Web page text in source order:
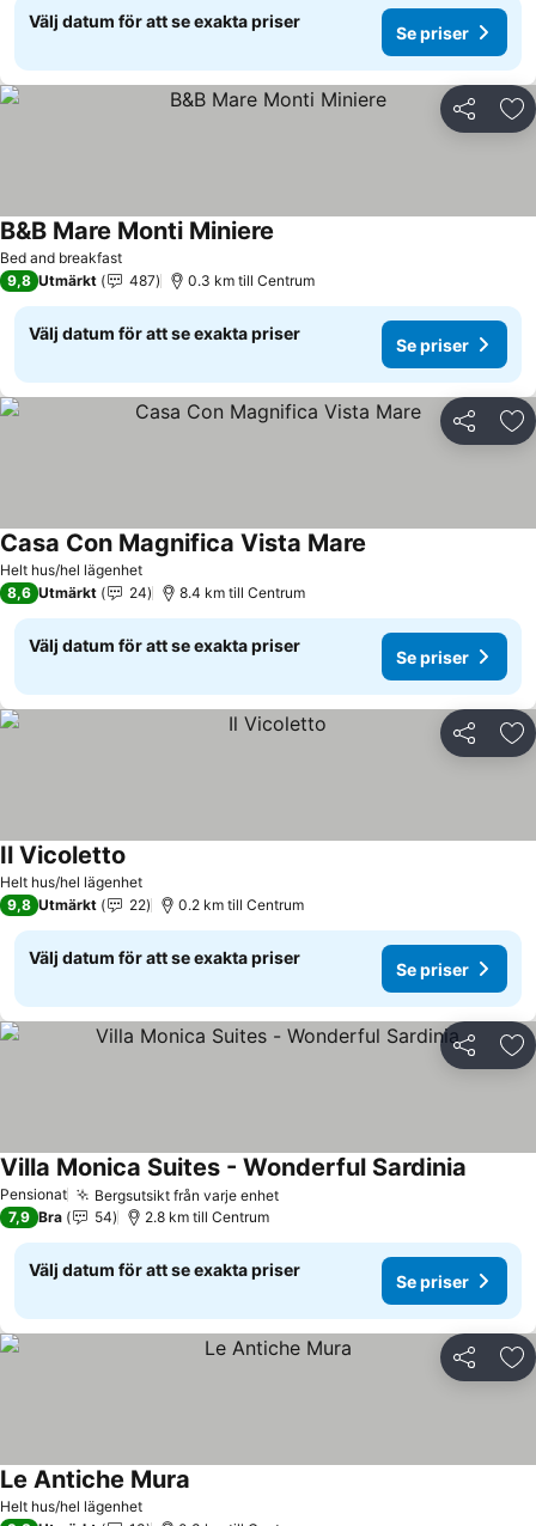
Välj datum för att se exakta priser
Se priser
Dela
Bed and breakfast
B&B Mare Monti Miniere
9,8 Utmärkt 487 0.3 km till Centrum
Välj datum för att se exakta priser
Se priser
Dela
Helt hus/hel lägenhet
Casa Con Magnifica Vista Mare
8,6 Utmärkt 24 8.4 km till Centrum
Välj datum för att se exakta priser
Se priser
Dela
Helt hus/hel lägenhet
Il Vicoletto
9,8 Utmärkt 22 0.2 km till Centrum
Välj datum för att se exakta priser
Se priser
Dela
Pensionat Bergsutsikt från varje enhetSe priser
Villa Monica Suites - Wonderful Sardinia
7,9 Bra 54 2.8 km till Centrum
Välj datum för att se exakta priser
Se priser
Dela
Helt hus/hel lägenhet
Le Antiche Mura